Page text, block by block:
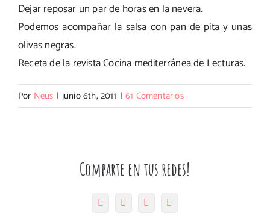
Dejar reposar un par de horas en la nevera.
Podemos acompañar la salsa con pan de pita y unas
olivas negras.
Receta de la revista Cocina mediterránea de Lecturas.
Por Neus | junio 6th, 2011 | 61 Comentarios
Comparte en tus redes!
FacebookTwitter Pinterest
electrónico